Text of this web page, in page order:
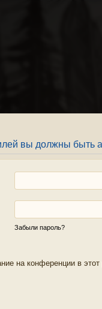
вы должны быть
Забыли пароль?
на конференции в этот